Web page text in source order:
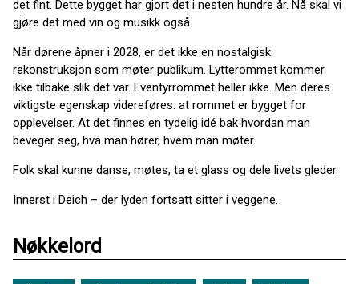
det fint. Dette bygget har gjort det i nesten hundre år. Nå skal vi
gjøre det med vin og musikk også.
Når dørene åpner i 2028, er det ikke en nostalgisk
rekonstruksjon som møter publikum. Lytterommet kommer
ikke tilbake slik det var. Eventyrrommet heller ikke. Men deres
viktigste egenskap videreføres: at rommet er bygget for
opplevelser. At det finnes en tydelig idé bak hvordan man
beveger seg, hva man hører, hvem man møter.
Folk skal kunne danse, møtes, ta et glass og dele livets gleder.
Innerst i Deich – der lyden fortsatt sitter i veggene.
Nøkkelord